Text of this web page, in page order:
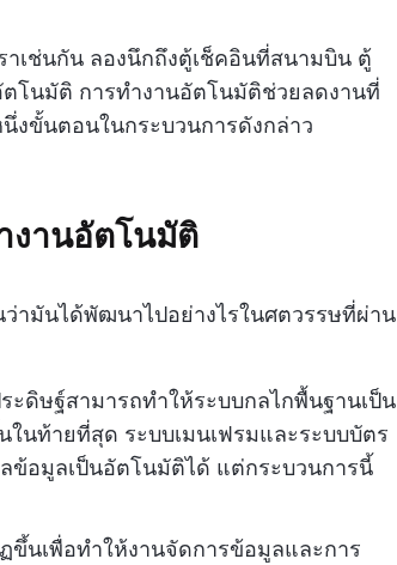
เช่นกัน ลองนึกถึงตู้เช็คอินที่สนามบิน ตู้
โนมัติ การทำงานอัตโนมัติช่วยลดงานที่
งขั้นตอนในกระบวนการดังกล่าว
งานอัตโนมัติ
ามันได้พัฒนาไปอย่างไรในศตวรรษที่ผ่าน
ดิษฐ์สามารถทำให้ระบบกลไกพื้นฐานเป็น
นท้ายที่สุด ระบบเมนเฟรมและระบบบัตร
ข้อมูลเป็นอัตโนมัติได้ แต่กระบวนการนี้
ขึ้นเพื่อทำให้งานจัดการข้อมูลและการ